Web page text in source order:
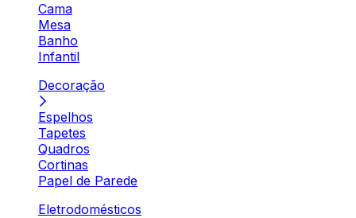
Cama
Mesa
Banho
Infantil
Decoração
Espelhos
Tapetes
Quadros
Cortinas
Papel de Parede
Eletrodomésticos